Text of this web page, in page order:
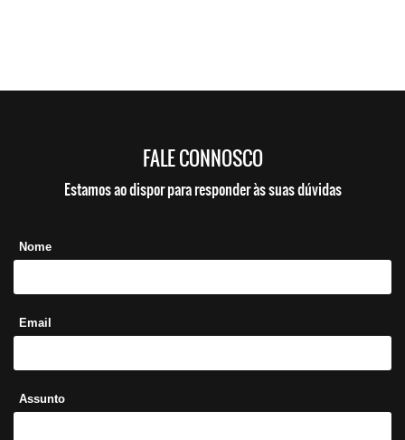
FALE CONNOSCO
Estamos ao dispor para responder às suas dúvidas
Nome
Email
Assunto